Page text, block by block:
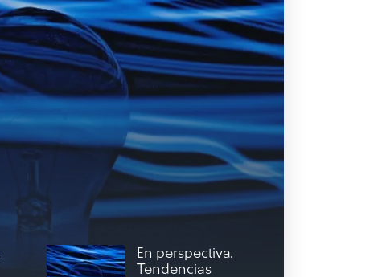
En perspectiva.
Tendencias